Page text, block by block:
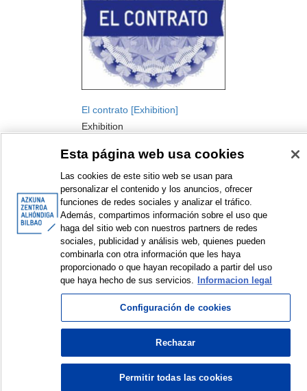
El contrato [Exhibition]
Exhibition
< Items sorted by: 1 to 1 of 1 >
© Azkuna Zentroa - Alhóndiga Bilbao
Esta página web usa cookies
Las cookies de este sitio web se usan para
personalizar el contenido y los anuncios, ofrecer
funciones de redes sociales y analizar el tráfico.
Además, compartimos información sobre el uso que
haga del sitio web con nuestros partners de redes
sociales, publicidad y análisis web, quienes pueden
combinarla con otra información que les haya
proporcionado o que hayan recopilado a partir del uso
que haya hecho de sus servicios.
Informacion legal
Configuración de cookies
Rechazar
Permitir todas las cookies